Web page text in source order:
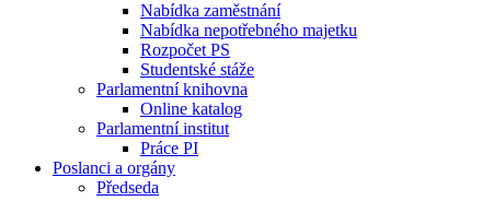
Nabídka zaměstnání
Nabídka nepotřebného majetku
Rozpočet PS
Studentské stáže
Parlamentní knihovna
Online katalog
Parlamentní institut
Práce PI
Poslanci a orgány
Předseda